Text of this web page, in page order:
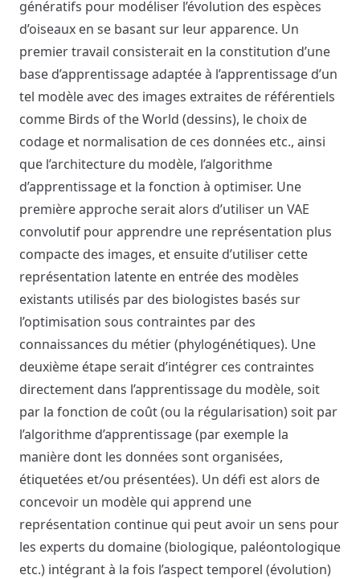
génératifs pour modéliser l’évolution des espèces
d’oiseaux en se basant sur leur apparence. Un
premier travail consisterait en la constitution d’une
base d’apprentissage adaptée à l’apprentissage d’un
tel modèle avec des images extraites de référentiels
comme Birds of the World (dessins), le choix de
codage et normalisation de ces données etc., ainsi
que l’architecture du modèle, l’algorithme
d’apprentissage et la fonction à optimiser. Une
première approche serait alors d’utiliser un VAE
convolutif pour apprendre une représentation plus
compacte des images, et ensuite d’utiliser cette
représentation latente en entrée des modèles
existants utilisés par des biologistes basés sur
l’optimisation sous contraintes par des
connaissances du métier (phylogénétiques). Une
deuxième étape serait d’intégrer ces contraintes
directement dans l’apprentissage du modèle, soit
par la fonction de coût (ou la régularisation) soit par
l’algorithme d’apprentissage (par exemple la
manière dont les données sont organisées,
étiquetées et/ou présentées). Un défi est alors de
concevoir un modèle qui apprend une
représentation continue qui peut avoir un sens pour
les experts du domaine (biologique, paléontologique
etc.) intégrant à la fois l’aspect temporel (évolution)